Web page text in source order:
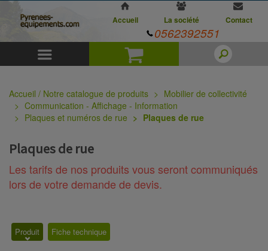
Panier
Accueil La société Contact
0562392551
Accueil / Notre catalogue de produits
Mobilier de collectivité
Communication - Affichage - Information
Plaques et numéros de rue
Plaques de rue
Plaques de rue
Les tarifs de nos produits vous seront communiqués
lors de votre demande de devis.
Produit Fiche technique